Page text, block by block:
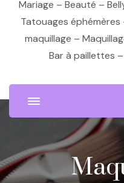
Mariage – Beauté –
Tatouages
maquillage –
Bar à paillettes